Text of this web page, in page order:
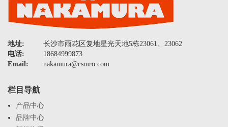
地址:
长沙市雨花区复地星光天地5栋23061、23062
电话:
18684999873
Email:
nakamura@csmro.com
栏目导航
产品中心
品牌中心